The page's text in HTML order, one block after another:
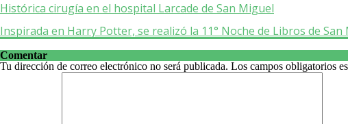
Histórica cirugía en el hospital Larcade de San Miguel
Inspirada en Harry Potter, se realizó la 11° Noche de Libros de San
Comentar
Tu dirección de correo electrónico no será publicada. Los campos obligatorios